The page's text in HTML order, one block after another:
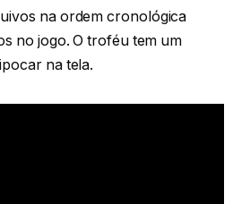
na ordem cronológica
no jogo. O troféu tem um
na tela.